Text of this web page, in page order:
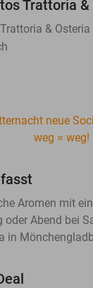
Trattoria &
& Osteria
neue
weg = weg!
Aromen mit
Abend bei
in